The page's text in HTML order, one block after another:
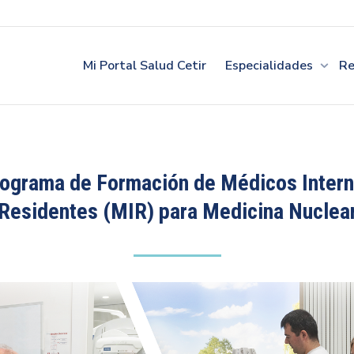
Mi Portal Salud Cetir Especialidades
de Formación de Médicos
(MIR) para Medicina